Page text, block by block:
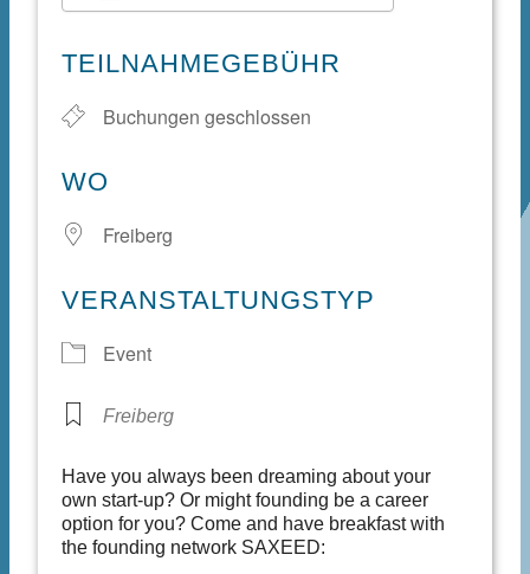
TEILNAHMEGEBÜHR
Buchungen geschlossen
WO
Freiberg
VERANSTALTUNGSTYP
Event
Freiberg
Have you always been dreaming about your
own start-up? Or might founding be a career
option for you? Come and have breakfast with
the founding network SAXEED: